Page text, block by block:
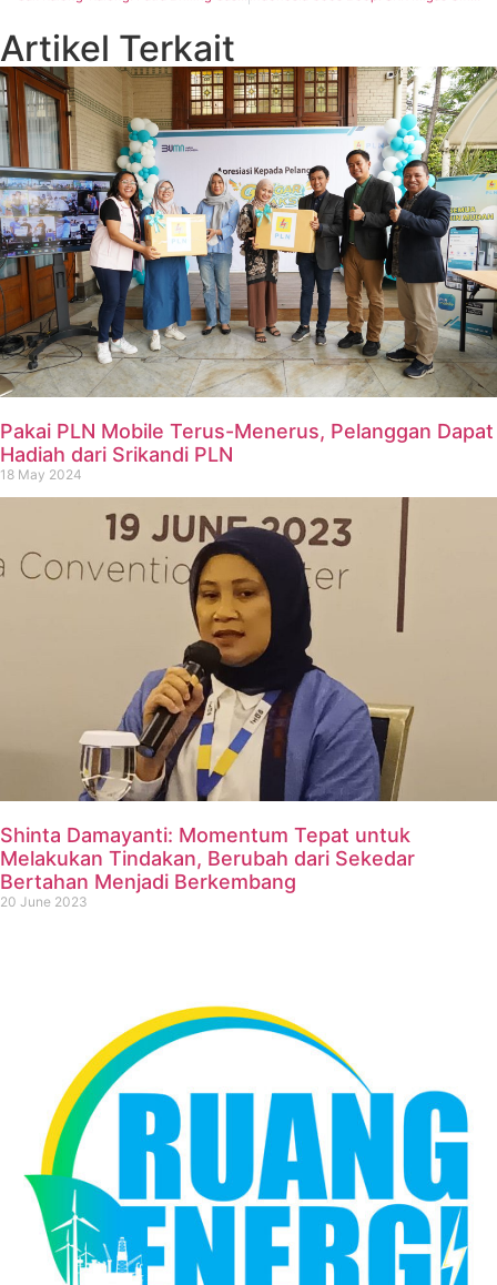
Artikel Terkait
Pakai PLN Mobile Terus-Menerus, Pelanggan Dapat
Hadiah dari Srikandi PLN
18 May 2024
Shinta Damayanti: Momentum Tepat untuk
Melakukan Tindakan, Berubah dari Sekedar
Bertahan Menjadi Berkembang
20 June 2023